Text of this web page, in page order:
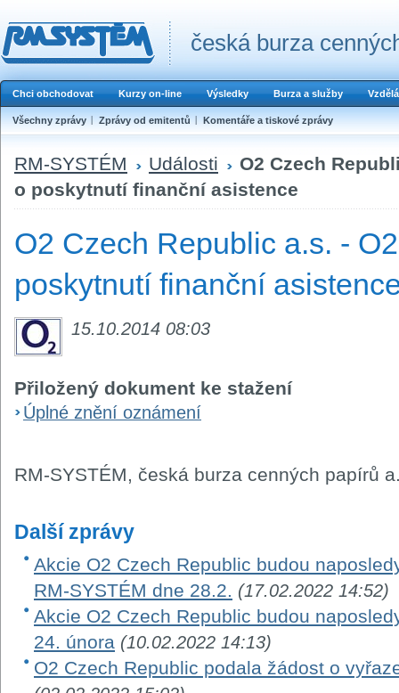
česká burza
Chci obchodovat Kurzy on-line Výsledky Burza a služby
Všechny zprávy Zprávy od emitentů Komentáře a tiskové zprávy
RM-SYSTÉM Události
O2 Czech
o poskytnutí finanční asistence
O2 Czech Republic a.s. -
poskytnutí finanční
15.10.2014 08:03
Přiložený dokument ke stažení
Úplné znění oznámení
RM-SYSTÉM, česká burza cenných papírů
Další zprávy
Akcie O2 Czech Republic budou
RM-SYSTÉM dne 28.2. (17.02.2022 14:52)
Akcie O2 Czech Republic budou
24. února (10.02.2022 14:13)
O2 Czech Republic podala žádost o